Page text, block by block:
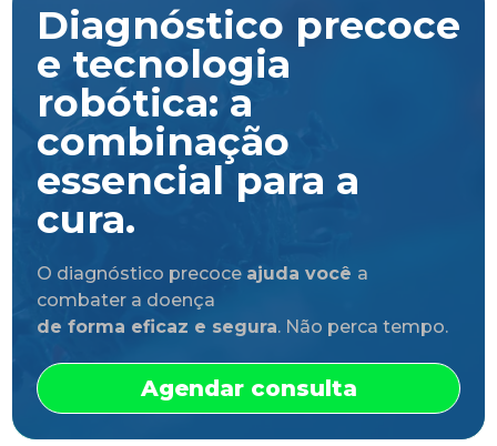
Diagnóstico precoce
e tecnologia
robótica: a
combinação
essencial para a
cura.
O diagnóstico precoce ajuda você a
combater a doença
de forma eficaz e segura. Não perca tempo.
Agendar consulta